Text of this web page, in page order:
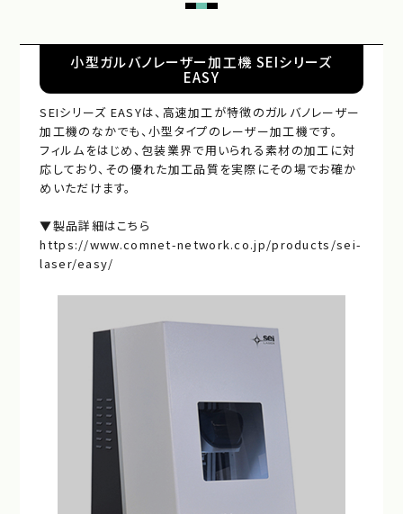
小型ガルバノレーザー加工機 SEIシリーズ
EASY
SEIシリーズ EASYは、高速加工が特徴のガルバノレーザー
加工機のなかでも、小型タイプのレーザー加工機です。
フィルムをはじめ、包装業界で用いられる素材の加工に対
応しており、その優れた加工品質を実際にその場でお確か
めいただけます。
▼製品詳細はこちら
https://www.comnet-network.co.jp/products/sei-
laser/easy/